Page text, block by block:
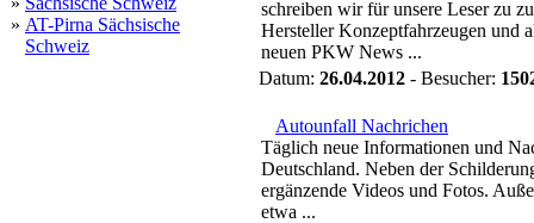
» AT-Pirna Sächsische
Schweiz
schreiben wir für unsere Leser zu
Hersteller Konzeptfahrzeugen und
neuen PKW News ...
Datum: 26.04.2012 - Besucher:
Autounfall Nachrichen
Täglich neue Informationen und
Deutschland. Neben der
ergänzende Videos und Fotos.
etwa ...